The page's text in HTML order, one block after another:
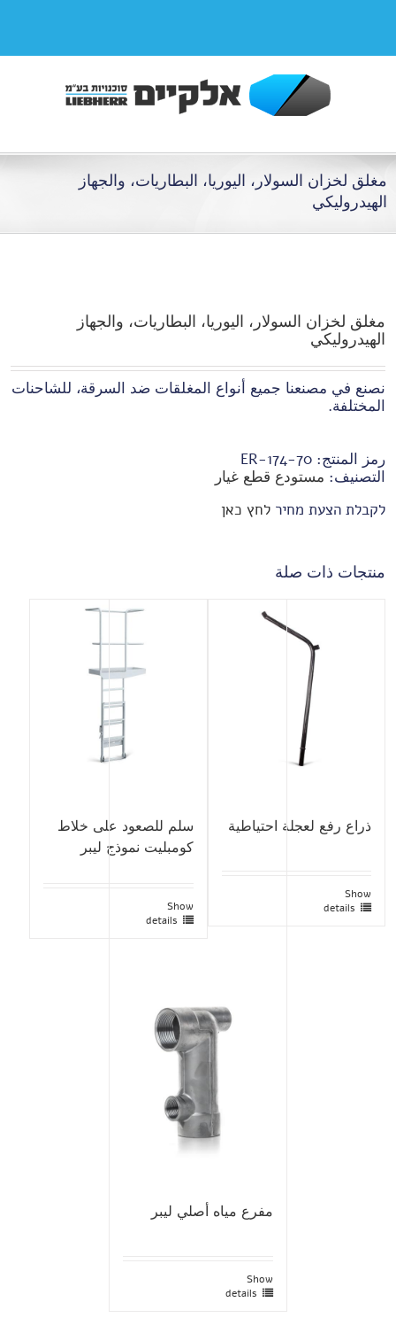
مغلق لخزان السولار، اليوريا، البطاريات، والجهاز
الهيدروليكي
مغلق لخزان السولار، اليوريا، البطاريات، والجهاز
الهيدروليكي
نصنع في مصنعنا جميع أنواع المغلقات ضد السرقة، للشاحنات
المختلفة.
رمز المنتج: 70-ER-174
التصنيف: مستودع قطع غيار
לקבלת הצעת מחיר לחץ כאן
منتجات ذات صلة
ذراع رفع لعجلة احتياطية
Show
details
سلم للصعود على خلاط
كومبليت نموذج ليبر
Show
details
مفرع مياه أصلي ليبر
Show
details